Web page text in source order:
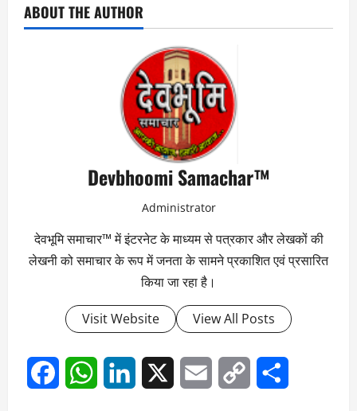
ABOUT THE AUTHOR
Devbhoomi Samachar™
Administrator
देवभूमि समाचार™ में इंटरनेट के माध्यम से पत्रकार और लेखकों की
लेखनी को समाचार के रूप में जनता के सामने प्रकाशित एवं प्रसारित
किया जा रहा है।
Visit Website View All Posts
FacebookWhatsAppLinkedIn Email
Copy